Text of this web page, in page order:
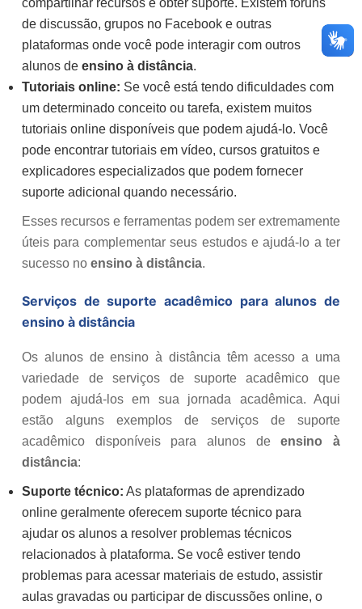
de discussão, grupos no Facebook e outras
plataformas onde você pode interagir com outros
alunos de ensino à distância.
Tutoriais online: Se você está tendo dificuldades com
um determinado conceito ou tarefa, existem muitos
tutoriais online disponíveis que podem ajudá-lo. Você
pode encontrar tutoriais em vídeo, cursos gratuitos e
explicadores especializados que podem fornecer
suporte adicional quando necessário.
Esses recursos e ferramentas podem ser extremamente
úteis para complementar seus estudos e ajudá-lo a ter
sucesso no ensino à distância.
Serviços de suporte acadêmico para alunos de
ensino à distância
Os alunos de ensino à distância têm acesso a uma
variedade de serviços de suporte acadêmico que
podem ajudá-los em sua jornada acadêmica. Aqui
estão alguns exemplos de serviços de suporte
acadêmico disponíveis para alunos deensino à
distância:
Suporte técnico: As plataformas de aprendizado
online geralmente oferecem suporte técnico para
ajudar os alunos a resolver problemas técnicos
relacionados à plataforma. Se você estiver tendo
problemas para acessar materiais de estudo, assistir
aulas gravadas ou participar de discussões online, o